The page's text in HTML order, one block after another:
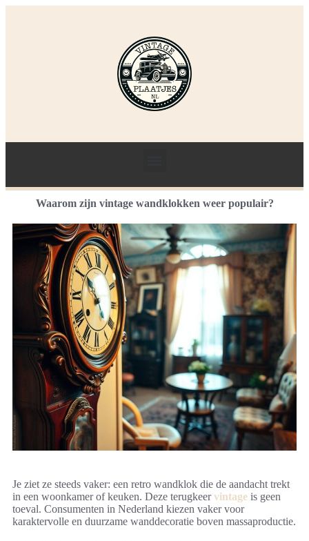
Waarom zijn vintage wandklokken weer populair?
Je ziet ze steeds vaker: een retro wandklok die de aandacht trekt
in een woonkamer of keuken. Deze terugkeervintage is geen
toeval. Consumenten in Nederland kiezen vaker voor
karaktervolle en duurzame wanddecoratie boven massaproductie.